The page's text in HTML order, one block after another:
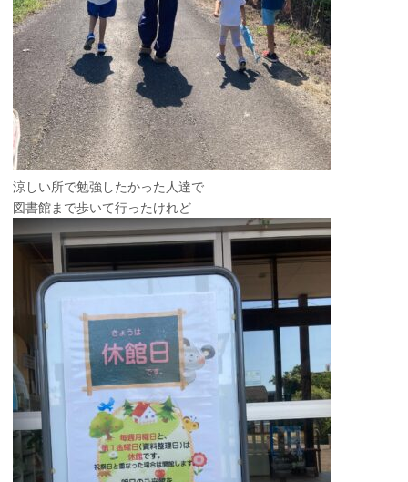
涼しい所で勉強したかった人達で
図書館まで歩いて行ったけれど